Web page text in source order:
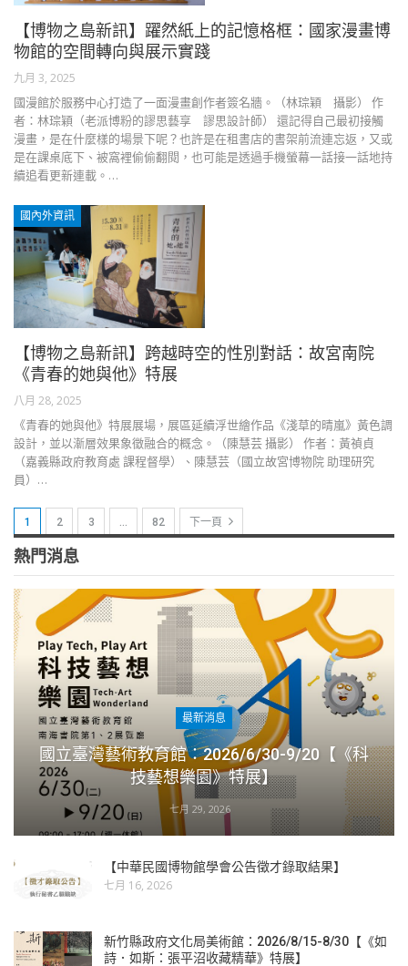
【博物之島新訊】躍然紙上的記憶格框：國家漫畫博
物館的空間轉向與展示實踐
九月 3, 2025
國漫館於服務中心打造了一面漫畫創作者簽名牆。（林琮穎 攝影） 作
者：林琮穎（老派博粉的謬思藝享 謬思設計師） 還記得自己最初接觸
漫畫，是在什麼樣的場景下呢？也許是在租書店的書架前流連忘返，又或
是在課桌底下、被窩裡偷偷翻閱，也可能是透過手機螢幕一話接一話地持
續追看更新連載。…
國內外資訊
【博物之島新訊】跨越時空的性別對話：故宮南院
《青春的她與他》特展
八月 28, 2025
《青春的她與他》特展展場，展區延續浮世繪作品《淺草的晴嵐》黃色調
設計，並以漸層效果象徵融合的概念。（陳慧芸 攝影） 作者：黃禎貞
（嘉義縣政府教育處 課程督學）、陳慧芸（國立故宮博物院 助理研究
員）…
1 2 3 82 下一頁
熱門消息
最新消息
國立臺灣藝術教育館：2026/6/30-9/20【《科
技藝想樂園》特展】
七月 29, 2026
【中華民國博物館學會公告徵才錄取結果】
七月 16, 2026
新竹縣政府文化局美術館：2026/8/15-8/30【《如
詩．如斯：張平沼收藏精華》特展】